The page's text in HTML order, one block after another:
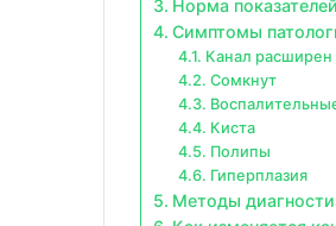
Норма
Симптомы
Канал расширен
Сомкнут
Киста
Полипы
Гиперплазия
Методы